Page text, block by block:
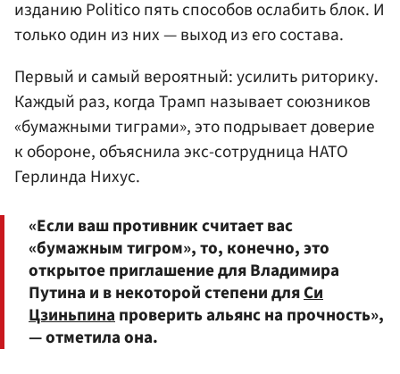
изданию Politico пять способов ослабить блок. И
только один из них — выход из его состава.
Первый и самый вероятный: усилить риторику.
Каждый раз, когда Трамп называет союзников
«бумажными тиграми», это подрывает доверие
к обороне, объяснила экс-сотрудница НАТО
Герлинда Нихус.
«Если ваш противник считает вас
«бумажным тигром», то, конечно, это
открытое приглашение для Владимира
Путина и в некоторой степени дляСи
Цзиньпинапроверить альянс на прочность»,
— отметила она.